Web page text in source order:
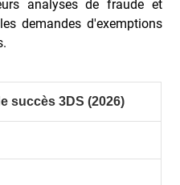
analyses de fraude et
demandes d'exemptions
succès 3DS (2026)